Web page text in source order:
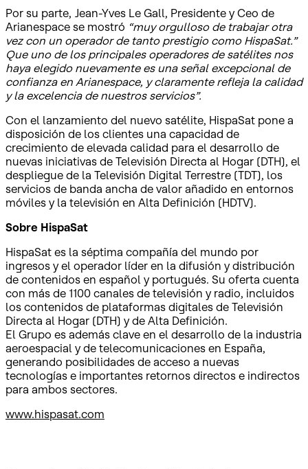
Por su parte, Jean-Yves Le Gall, Presidente y Ceo de
Arianespace se mostró “muy orgulloso de trabajar otra
vez con un operador de tanto prestigio como HispaSat.”
Que uno de los principales operadores de satélites nos
haya elegido nuevamente es una señal excepcional de
confianza en Arianespace, y claramente refleja la calidad
y la excelencia de nuestros servicios”.
Con el lanzamiento del nuevo satélite, HispaSat pone a
disposición de los clientes una capacidad de
crecimiento de elevada calidad para el desarrollo de
nuevas iniciativas de Televisión Directa al Hogar (DTH), el
despliegue de la Televisión Digital Terrestre (TDT), los
servicios de banda ancha de valor añadido en entornos
móviles y la televisión en Alta Definición (HDTV).
Sobre HispaSat
HispaSat es la séptima compañía del mundo por
ingresos y el operador líder en la difusión y distribución
de contenidos en español y portugués. Su oferta cuenta
con más de 1100 canales de televisión y radio, incluidos
los contenidos de plataformas digitales de Televisión
Directa al Hogar (DTH) y de Alta Definición.
El Grupo es además clave en el desarrollo de la industria
aeroespacial y de telecomunicaciones en España,
generando posibilidades de acceso a nuevas
tecnologías e importantes retornos directos e indirectos
para ambos sectores.
www.hispasat.com